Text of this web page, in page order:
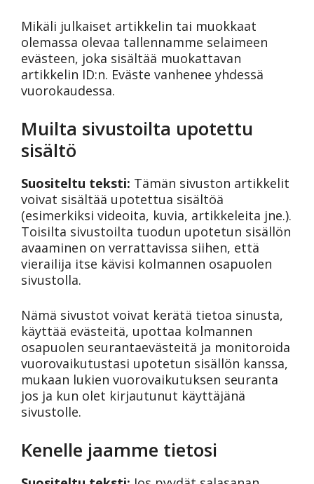
Mikäli julkaiset artikkelin tai muokkaat
olemassa olevaa tallennamme selaimeen
evästeen, joka sisältää muokattavan
artikkelin ID:n. Eväste vanhenee yhdessä
vuorokaudessa.
Muilta sivustoilta upotettu
sisältö
Suositeltu teksti: Tämän sivuston artikkelit
voivat sisältää upotettua sisältöä
(esimerkiksi videoita, kuvia, artikkeleita jne.).
Toisilta sivustoilta tuodun upotetun sisällön
avaaminen on verrattavissa siihen, että
vierailija itse kävisi kolmannen osapuolen
sivustolla.
Nämä sivustot voivat kerätä tietoa sinusta,
käyttää evästeitä, upottaa kolmannen
osapuolen seurantaevästeitä ja monitoroida
vuorovaikutustasi upotetun sisällön kanssa,
mukaan lukien vuorovaikutuksen seuranta
jos ja kun olet kirjautunut käyttäjänä
sivustolle.
Kenelle jaamme tietosi